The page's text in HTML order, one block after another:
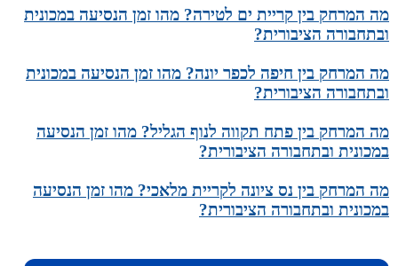
מה המרחק בין קריית ים לטירה? מהו זמן הנסיעה במכונית
ובתחבורה הציבורית?
מה המרחק בין חיפה לכפר יונה? מהו זמן הנסיעה במכונית
ובתחבורה הציבורית?
מה המרחק בין פתח תקווה לנוף הגליל? מהו זמן הנסיעה
במכונית ובתחבורה הציבורית?
מה המרחק בין נס ציונה לקריית מלאכי? מהו זמן הנסיעה
במכונית ובתחבורה הציבורית?